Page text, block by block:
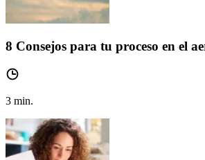
8 Consejos para tu proceso en el
3 min.